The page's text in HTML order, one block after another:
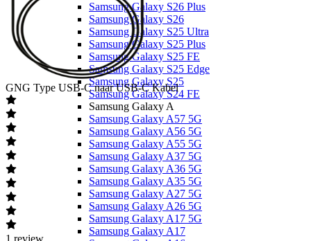
Samsung Galaxy S26 Plus
Samsung Galaxy S26
Samsung Galaxy S25 Ultra
Samsung Galaxy S25 Plus
Samsung Galaxy S25 FE
Samsung Galaxy S25 Edge
Samsung Galaxy S25
Samsung Galaxy S24 FE
Samsung Galaxy A
Samsung Galaxy A57 5G
Samsung Galaxy A56 5G
Samsung Galaxy A55 5G
Samsung Galaxy A37 5G
Samsung Galaxy A36 5G
Samsung Galaxy A35 5G
Samsung Galaxy A27 5G
Samsung Galaxy A26 5G
Samsung Galaxy A17 5G
Samsung Galaxy A17
GNG Type USB-C naar USB-C Kabel
1 review